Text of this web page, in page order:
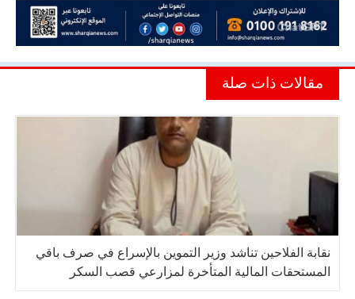
مقالات ذات صلة
نقابة الفلاحين تناشد وزير التموين بالإسراع في صرف باقي
المستحقات المالية المتأخرة لمزارعي قصب السكر